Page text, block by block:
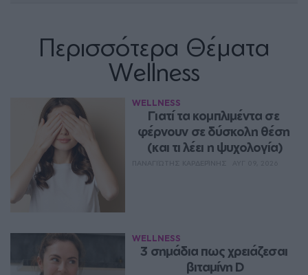
Περισσότερα Θέματα
Wellness
WELLNESS
Γιατί τα κομπλιμέντα σε
φέρνουν σε δύσκολη θέση
(και τι λέει η ψυχολογία)
WELLNESS
3 σημάδια πως χρειάζεσαι
βιταμίνη D